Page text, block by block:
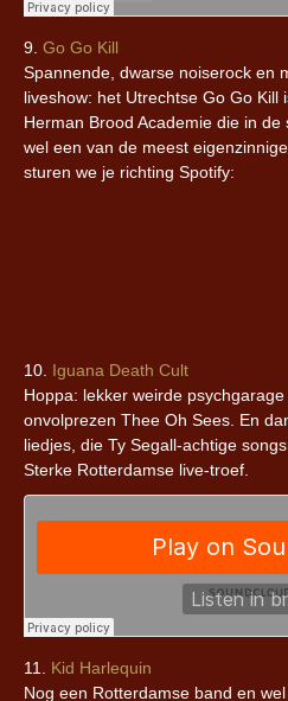
9. Go Go Kill
Spannende, dwarse noiserock en
liveshow: het Utrechtse Go Go
Herman Brood Academie die in
wel een van de meest
sturen we je richting Spotify:
10. Iguana Death Cult
Hoppa: lekker weirde
onvolprezen Thee Oh Sees. En
liedjes, die Ty Segall-achtige
Sterke Rotterdamse live-troef.
11. Kid Harlequin
Nog een Rotterdamse band en